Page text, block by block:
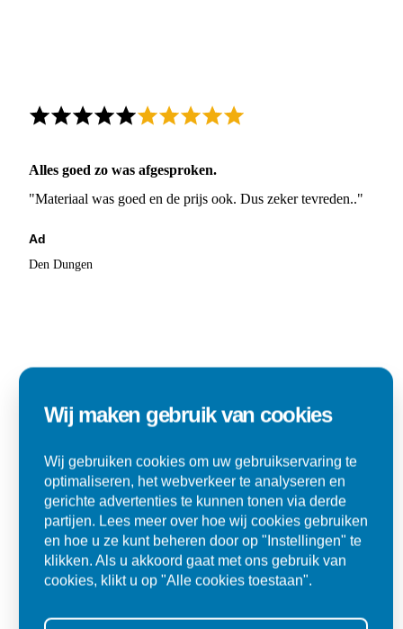
Alles goed zo was afgesproken.
"Materiaal was goed en de prijs ook. Dus zeker tevreden.."
Ad
Den Dungen
Wij maken gebruik van cookies
Wij gebruiken cookies om uw gebruikservaring te
optimaliseren, het webverkeer te analyseren en
gerichte advertenties te kunnen tonen via derde
partijen. Lees meer over hoe wij cookies gebruiken
en hoe u ze kunt beheren door op "Instellingen" te
klikken. Als u akkoord gaat met ons gebruik van
cookies, klikt u op "Alle cookies toestaan".